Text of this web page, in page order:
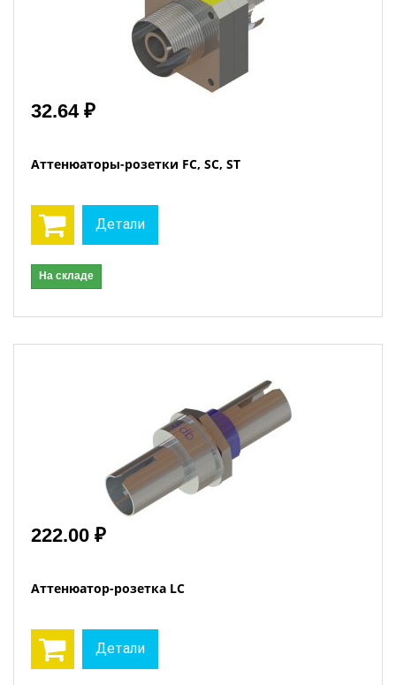
32.64 ₽
Аттенюаторы-розетки FC, SC, ST
Детали
На складе
222.00 ₽
Аттенюатор-розетка LC
Детали